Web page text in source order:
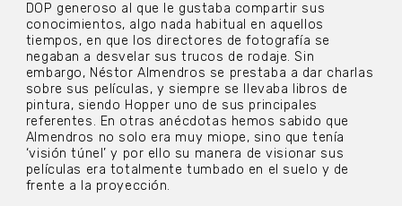
DOP generoso al que le gustaba compartir sus
conocimientos, algo nada habitual en aquellos
tiempos, en que los directores de fotografía se
negaban a desvelar sus trucos de rodaje. Sin
embargo, Néstor Almendros se prestaba a dar charlas
sobre sus películas, y siempre se llevaba libros de
pintura, siendo Hopper uno de sus principales
referentes. En otras anécdotas hemos sabido que
Almendros no solo era muy miope, sino que tenía
‘visión túnel’ y por ello su manera de visionar sus
películas era totalmente tumbado en el suelo y de
frente a la proyección.